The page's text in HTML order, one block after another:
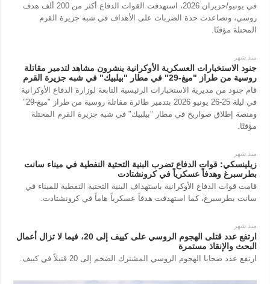
في يونيو/حزيران 2026، استهدفت القوات الدفاع أكثر من 200 ألف هدف
روسي، وتصاعدت حدة الضربات على الأهداف في شبه جزيرة القرم
المحتلة مؤقتًا.
منذ شهر
جنود الاستخبارات العسكرية الأوكرانية ينشرون مشاهد لتدمير مقاتلة
روسية من طراز "ميغ-29" في مطار "بيلبيك" في شبه جزيرة القرم
قام جنود من مديرية الاستخبارات الرئيسية التابعة لوزارة الدفاع الأوكرانية
في ليلة 25-26 يونيو 2026 بتدمير طائرة مقاتلة روسية من طراز "ميغ-29"
ومنصة إطلاق صواريخ في مطار "بيلبيك" في شبه جزيرة القرم المحتلة
مؤقتًا.
منذ شهر
زيلينسكي: قوات الدفاع تضرب البنية التحتية النفطية في ميناء سانت
بطرسبرغ وهدفاً عسكرياً في كرونشتادت
قامت قوات الدفاع الأوكرانية باستهداف البنية التحتية النفطية للميناء في
سانت بطرسبرغ، كما استهدفت هدفاً عسكرياً هاماً في كرونشتادت.
منذ شهر
ارتفع عدد قتلى الهجوم الروسي على كييف إلى 20، فيما لا تزال أعمال
البحث والإنقاذ مستمرة
ارتفع عدد ضحايا الهجوم الروسي المشترك الضخم إلى 20 قتيلاً في كييف.